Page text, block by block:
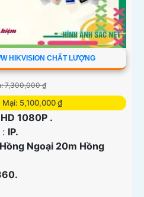
HIKVISION CHẤT LƯỢNG
7,300,000 ₫
Mại: 5,100,000 ₫
1080P .
IP.
Hồng Ngoại 20m Hồng